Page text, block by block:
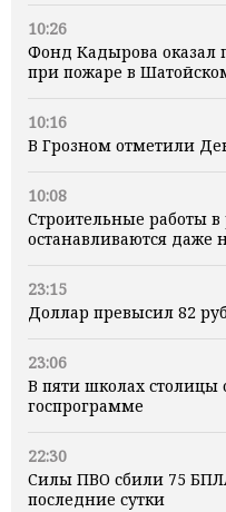
10:26
Фонд Кадырова оказал
при пожаре в
10:16
В Грозном отметили
10:08
Строительные работы
останавливаются даже
23:15
Доллар превысил 82
23:06
В пяти школах столицы
госпрограмме
22:30
Силы ПВО сбили 75
последние сутки